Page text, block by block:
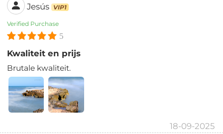
Jesús VIP1
Verified Purchase
5
Kwaliteit en prijs
Brutale kwaliteit.
18-09-2025